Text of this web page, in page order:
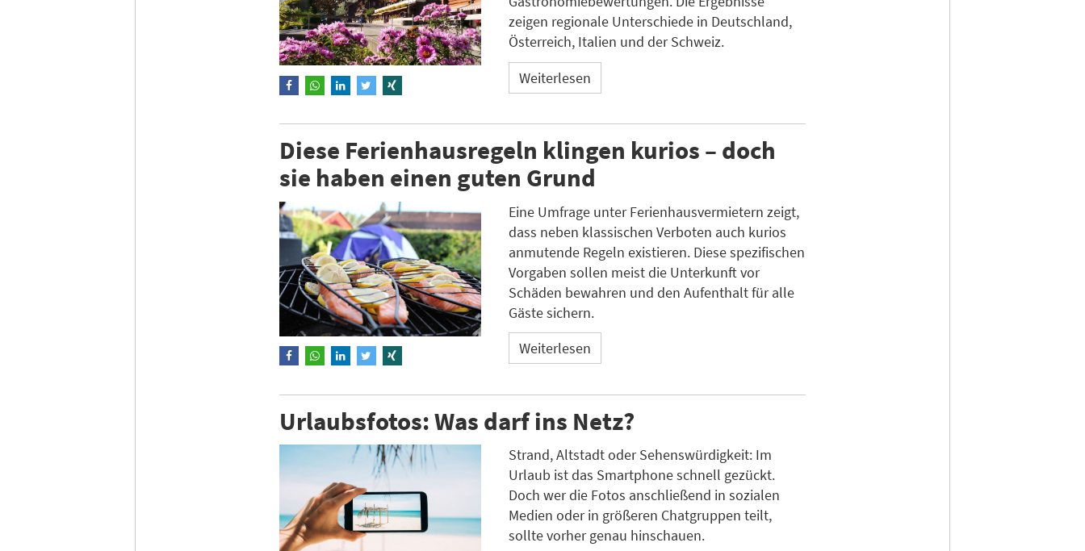
zeigen regionale Unterschiede in Deutschland,
Österreich, Italien und der Schweiz.
Weiterlesen
Diese Ferienhausregeln klingen kurios – doch
sie haben einen guten Grund
Eine Umfrage unter Ferienhausvermietern zeigt,
dass neben klassischen Verboten auch kurios
anmutende Regeln existieren. Diese spezifischen
Vorgaben sollen meist die Unterkunft vor
Schäden bewahren und den Aufenthalt für alle
Gäste sichern.
Weiterlesen
Urlaubsfotos: Was darf ins Netz?
Strand, Altstadt oder Sehenswürdigkeit: Im
Urlaub ist das Smartphone schnell gezückt.
Doch wer die Fotos anschließend in sozialen
Medien oder in größeren Chatgruppen teilt,
sollte vorher genau hinschauen.